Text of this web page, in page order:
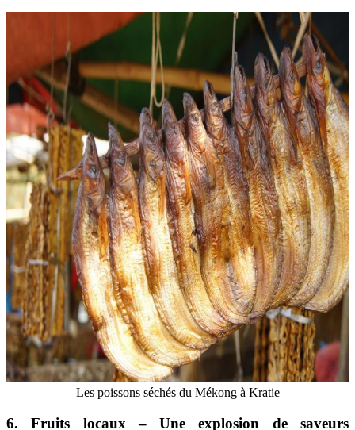
Les poissons séchés du Mékong à Kratie
6. Fruits locaux – Une explosion de saveurs